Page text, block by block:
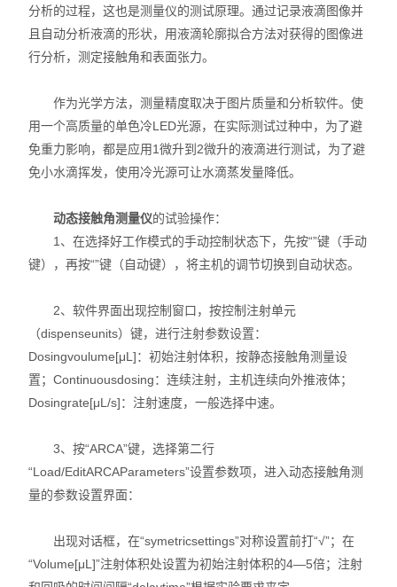
扫描探针显微镜/原子力
低温恒温器
荧光分光光度计（分子荧光
激光光散射仪
电化学工作站
X荧光光谱XRF能量色散型
分析仪器-光谱
透反射率测量仪
等离子清洗机
代理产品
光学显微镜
分析的过程，这也是测量仪的测试原理。通过记录液滴图像并
且自动分析液滴的形状，用液滴轮廓拟合方法对获得的图像进
行分析，测定接触角和表面张力。
作为光学方法，测量精度取决于图片质量和分析软件。使
用一个高质量的单色冷LED光源，在实际测试过种中，为了避
免重力影响，都是应用1微升到2微升的液滴进行测试，为了避
免小水滴挥发，使用冷光源可让水滴蒸发量降低。
动态接触角测量仪的试验操作：
1、在选择好工作模式的手动控制状态下，先按“”键（手动
键），再按“”键（自动键），将主机的调节切换到自动状态。
2、软件界面出现控制窗口，按控制注射单元
（dispenseunits）键，进行注射参数设置：
Dosingvoulume[μL]：初始注射体积，按静态接触角测量设
置；Continuousdosing：连续注射，主机连续向外推液体；
Dosingrate[μL/s]：注射速度，一般选择中速。
3、按“ARCA”键，选择第二行
“Load/EditARCAParameters”设置参数项，进入动态接触角测
量的参数设置界面：
出现对话框，在“symetricsettings”对称设置前打“√”；在
“Volume[μL]”注射体积处设置为初始注射体积的4—5倍；注射